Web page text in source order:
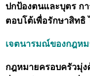
ปกป้องตนและบุตร ก
ตอบโต้เพื่อรักษาสิทธิ
เจตนารมณ์ของกฎหม
กฎหมายครอบครัวมุ่